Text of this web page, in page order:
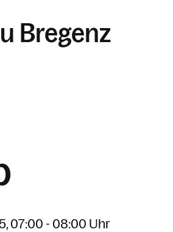
Bregenz
07:00 - 08:00 Uhr